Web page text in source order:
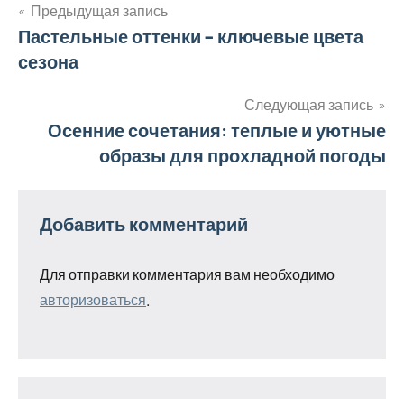
Навигация
по
Предыдущая запись
Пастельные оттенки – ключевые цвета
сезона
Следующая запись
Осенние сочетания: теплые и уютные
образы для прохладной погоды
Добавить комментарий
Для отправки комментария вам необходимо
авторизоваться